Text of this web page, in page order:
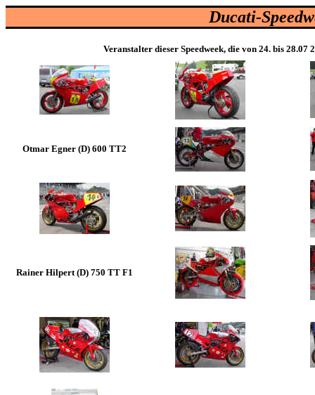
Ducati-
Veranstalter dieser Speedweek, die von 24. bis
Otmar Egner (D) 600 TT2
Rainer Hilpert (D) 750 TT F1